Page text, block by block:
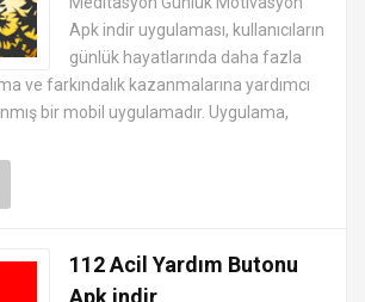
UYGULAMALARI APK
Apk indir uygulaması, kullanıcıların
günlük hayatlarında daha fazla
ve farkındalık kazanmalarına yardımcı
bir mobil uygulamadır. Uygulama,
112 Acil Yardım Butonu